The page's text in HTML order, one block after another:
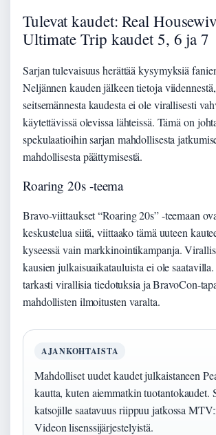
Tulevat kaudet: Real
Ultimate Trip kaudet 5, 6 ja 7
Sarjan tulevaisuus herättää kysymyksiä
Neljännen kauden jälkeen tietoja
seitsemännesta kaudesta ei ole virallisesti
käytettävissä olevissa lähteissä. Tämä on
spekulaatioihin sarjan mahdollisesta
mahdollisesta päättymisestä.
Roaring 20s -teema
Bravo-viittaukset “Roaring 20s” -teemaan
keskustelua siitä, viittaako tämä uuteen
kyseessä vain markkinointikampanja.
kausien julkaisuaikatauluista ei ole
tarkasti virallisia tiedotuksia ja BravoCon-
mahdollisten ilmoitusten varalta.
AJANKOHTAISTA
Mahdolliset uudet kaudet julkaistaneen
kautta, kuten aiemmatkin tuotantokaudet.
katsojille saatavuus riippuu jatkossa
Videon lisenssijärjestelyistä.